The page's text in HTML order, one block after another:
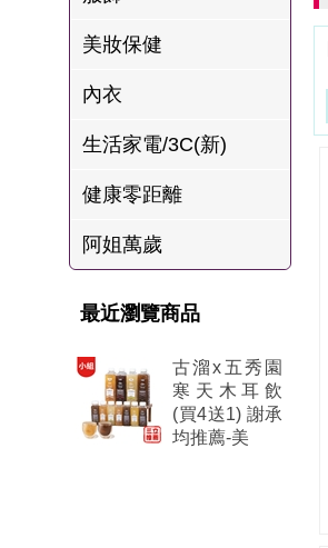
美妝保健
內衣
生活家電/3C(新)
健康零距離
阿姐萬歲
最近瀏覽商品
古溜x五秀園
寒天木耳飲
(買4送1) 謝承
均推薦-美